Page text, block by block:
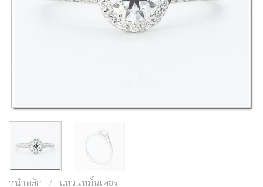
หน้าหลัก / แหวนหมั้นเพชร